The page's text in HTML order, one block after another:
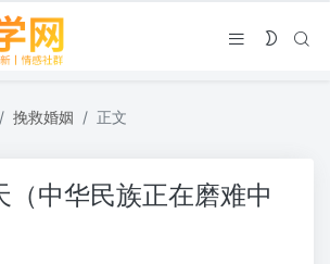
挽救婚姻 正文
（中华民族正在磨难中